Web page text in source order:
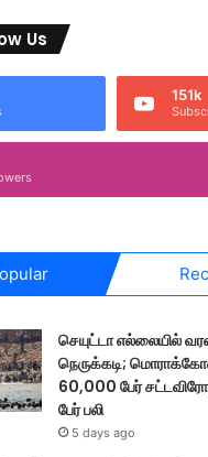
Us
151k
செயுட்டா எல்லையில்
நெருக்கடி;
60,000 பேர்
பேர் பலி
5 days ago